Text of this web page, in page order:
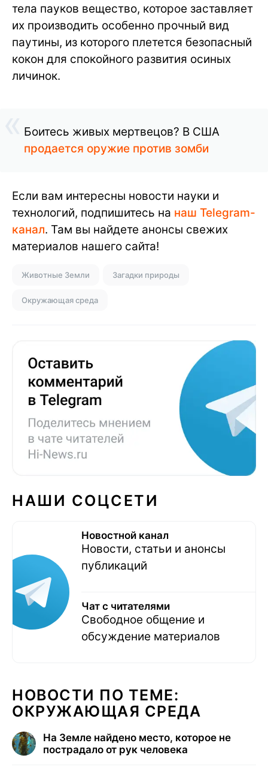
тела пауков вещество, которое заставляет
их производить особенно прочный вид
паутины, из которого плетется безопасный
кокон для спокойного развития осиных
личинок.
Боитесь живых мертвецов? В США
продается оружие против зомби
Если вам интересны новости науки и
технологий, подпишитесь на наш Telegram-
канал. Там вы найдете анонсы свежих
материалов нашего сайта!
Животные Земли Загадки природы
Окружающая среда
НАШИ СОЦСЕТИ
Новостной канал
Новости, статьи и анонсы
публикаций
Чат с читателями
Свободное общение и
обсуждение материалов
НОВОСТИ ПО ТЕМЕ:
ОКРУЖАЮЩАЯ СРЕДА
На Земле найдено место, которое не
пострадало от рук человека